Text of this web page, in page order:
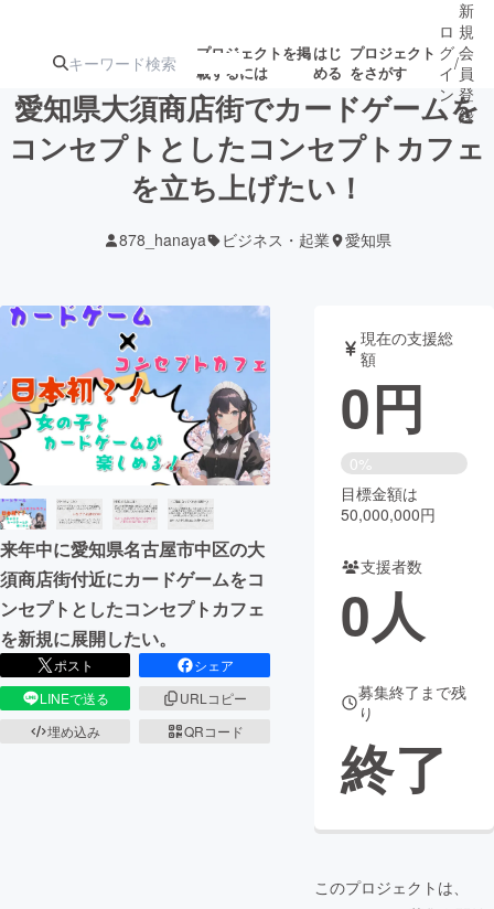
プロジェクトを掲
載するには
はじ
める
プロジェクト
をさがす
注目のリ 注目の新着プロ募集終了が近いプ
テクノロジー・ガジェット
映像・映画 書籍・雑誌
ビジネス・起業 チャレンジ
まちづくり・地域活性化
CAMPFIRE for Social Good
CAMPFIRE Creation
CAMPFIREふるさと納税
コミュニティ
ロ
グ
イ
ン
/
新
規
会
員
登
録
愛知県大須商店街でカードゲームを
コンセプトとしたコンセプトカフェ
を立ち上げたい！
878_hanaya ビジネス・起業 愛知県
来年中に愛知県名古屋市中区の大
須商店街付近にカードゲームをコ
ンセプトとしたコンセプトカフェ
を新規に展開したい。
ポスト
シェア
LINEで送る
URLコピー
埋め込み
QRコード
現在の支援総
額
0円
0%
目標金額は
50,000,000円
支援者数
0人
募集終了まで残
り
終了
このプロジェクトは、